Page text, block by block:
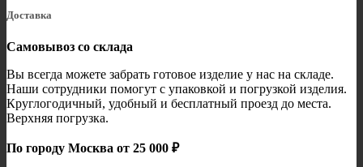
Доставка
Самовывоз со склада
Вы всегда можете забрать готовое изделие у нас на складе.
Наши сотрудники помогут с упаковкой и погрузкой изделия.
Круглогодичный, удобный и бесплатный проезд до места.
Верхняя погрузка.
По городу Москва от 25 000 ₽